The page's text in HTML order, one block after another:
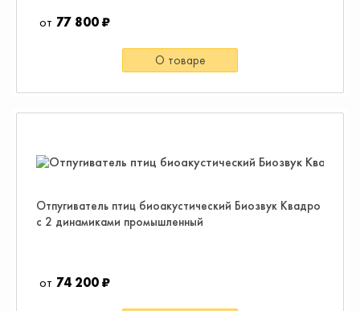
77 800 ₽
О товаре
Отпугиватель птиц биоакустический Биозвук Квадро
с 2 динамиками промышленный
74 200 ₽